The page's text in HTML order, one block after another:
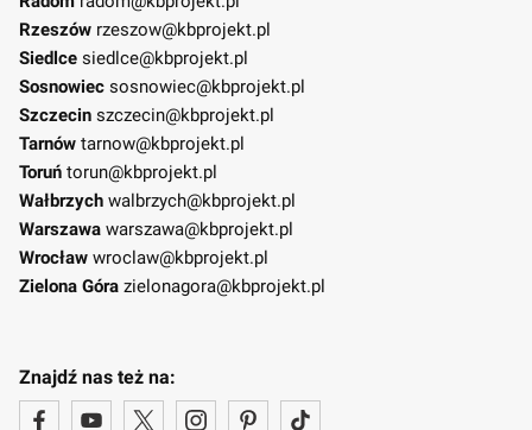
Rzeszów rzeszow@kbprojekt.pl
Siedlce siedlce@kbprojekt.pl
Sosnowiec sosnowiec@kbprojekt.pl
Szczecin szczecin@kbprojekt.pl
Tarnów tarnow@kbprojekt.pl
Toruń torun@kbprojekt.pl
Wałbrzych walbrzych@kbprojekt.pl
Warszawa warszawa@kbprojekt.pl
Wrocław wroclaw@kbprojekt.pl
Zielona Góra zielonagora@kbprojekt.pl
Znajdź nas też na: